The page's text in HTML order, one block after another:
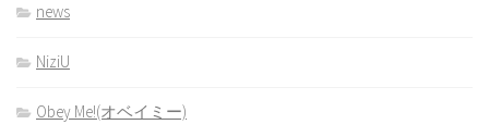
news
NiziU
Obey Me!(オベイミー)